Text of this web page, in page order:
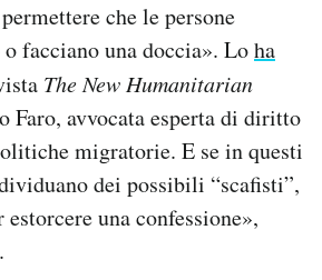
che le persone
facciano una doccia». Loha
The New Humanitarian
Faro, avvocata esperta di diritto
migratorie. E se in questi
dei possibili “scafisti”,
una confessione»,